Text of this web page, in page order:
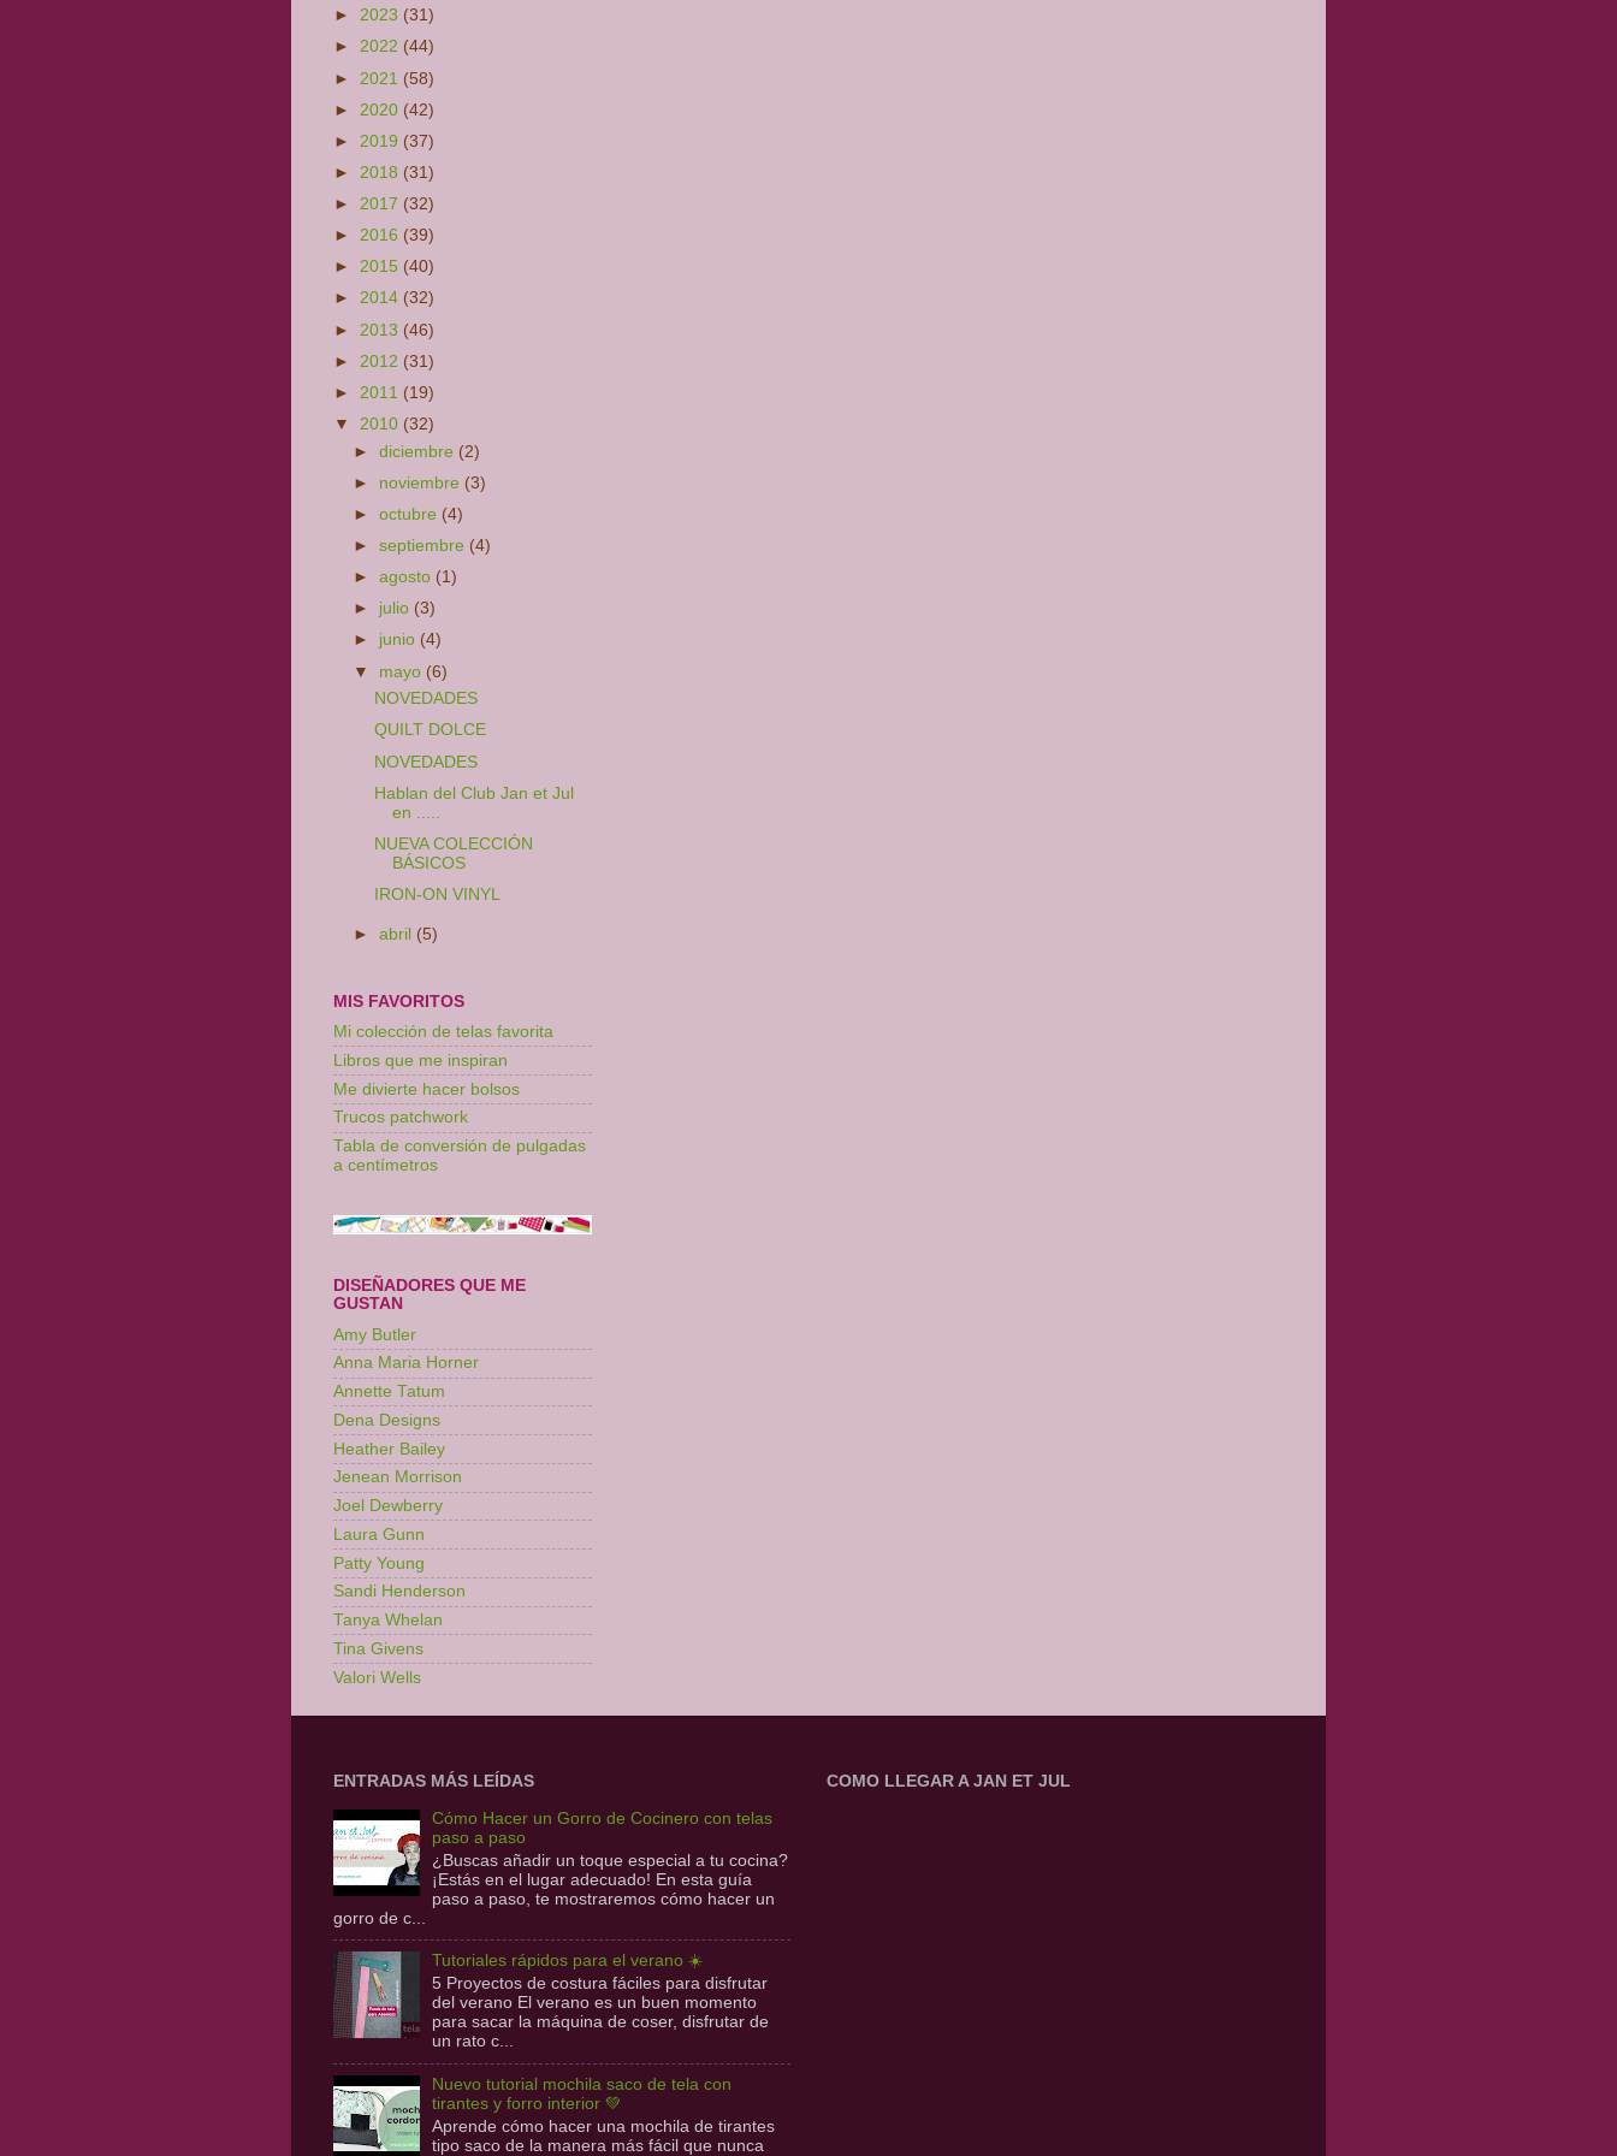
► 2023 (31)
► 2022 (44)
► 2021 (58)
► 2020 (42)
► 2019 (37)
► 2018 (31)
► 2017 (32)
► 2016 (39)
► 2015 (40)
► 2014 (32)
► 2013 (46)
► 2012 (31)
► 2011 (19)
▼ 2010 (32)
►diciembre (2)
► noviembre (3)
►octubre (4)
►septiembre (4)
►agosto (1)
► julio (3)
► junio (4)
▼ mayo (6)
NOVEDADES
QUILT DOLCE
NOVEDADES
Hablan del Club Jan et Jul
en .....
NUEVA COLECCIÓN
BÁSICOS
IRON-ON VINYL
►abril (5)
MIS FAVORITOS
Mi colección de telas favorita
Libros que me inspiran
Me divierte hacer bolsos
Trucos patchwork
Tabla de conversión de pulgadas
a centímetros
DISEÑADORES QUE ME
GUSTAN
Amy Butler
Anna Maria Horner
Annette Tatum
Dena Designs
Heather Bailey
Jenean Morrison
Joel Dewberry
Laura Gunn
Patty Young
Sandi Henderson
Tanya Whelan
Tina Givens
Valori Wells
ENTRADAS MÁS LEÍDAS
Cómo Hacer un Gorro de Cocinero con telas
paso a paso
¿Buscas añadir un toque especial a tu cocina?
¡Estás en el lugar adecuado! En esta guía
paso a paso, te mostraremos cómo hacer un
gorro de c...
Tutoriales rápidos para el verano ☀️
5 Proyectos de costura fáciles para disfrutar
del verano El verano es un buen momento
para sacar la máquina de coser, disfrutar de
un rato c...
Nuevo tutorial mochila saco de tela con
tirantes y forro interior 💚
Aprende cómo hacer una mochila de tirantes
tipo saco de la manera más fácil que nunca
COMO LLEGAR A JAN ET JUL